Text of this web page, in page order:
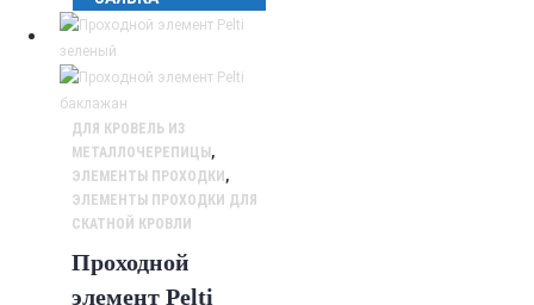
ДЛЯ КРОВЕЛЬ ИЗ
МЕТАЛЛОЧЕРЕПИЦЫ,
ЭЛЕМЕНТЫ ПРОХОДКИ,
ЭЛЕМЕНТЫ ПРОХОДКИ ДЛЯ
СКАТНОЙ КРОВЛИ
Проходной
элемент Pelti